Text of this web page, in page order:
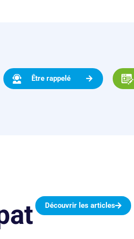
Être rappelé
Découvrir les articles